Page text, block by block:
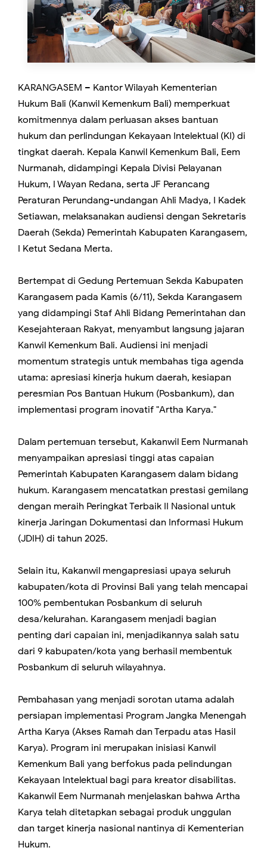
KARANGASEM – Kantor Wilayah Kementerian
Hukum Bali (Kanwil Kemenkum Bali) memperkuat
komitmennya dalam perluasan akses bantuan
hukum dan perlindungan Kekayaan Intelektual (KI) di
tingkat daerah. Kepala Kanwil Kemenkum Bali, Eem
Nurmanah, didampingi Kepala Divisi Pelayanan
Hukum, I Wayan Redana, serta JF Perancang
Peraturan Perundang-undangan Ahli Madya, I Kadek
Setiawan, melaksanakan audiensi dengan Sekretaris
Daerah (Sekda) Pemerintah Kabupaten Karangasem,
I Ketut Sedana Merta.
Bertempat di Gedung Pertemuan Sekda Kabupaten
Karangasem pada Kamis (6/11), Sekda Karangasem
yang didampingi Staf Ahli Bidang Pemerintahan dan
Kesejahteraan Rakyat, menyambut langsung jajaran
Kanwil Kemenkum Bali. Audiensi ini menjadi
momentum strategis untuk membahas tiga agenda
utama: apresiasi kinerja hukum daerah, kesiapan
peresmian Pos Bantuan Hukum (Posbankum), dan
implementasi program inovatif "Artha Karya."
Dalam pertemuan tersebut, Kakanwil Eem Nurmanah
menyampaikan apresiasi tinggi atas capaian
Pemerintah Kabupaten Karangasem dalam bidang
hukum. Karangasem mencatatkan prestasi gemilang
dengan meraih Peringkat Terbaik II Nasional untuk
kinerja Jaringan Dokumentasi dan Informasi Hukum
(JDIH) di tahun 2025.
Selain itu, Kakanwil mengapresiasi upaya seluruh
kabupaten/kota di Provinsi Bali yang telah mencapai
100% pembentukan Posbankum di seluruh
desa/kelurahan. Karangasem menjadi bagian
penting dari capaian ini, menjadikannya salah satu
dari 9 kabupaten/kota yang berhasil membentuk
Posbankum di seluruh wilayahnya.
Pembahasan yang menjadi sorotan utama adalah
persiapan implementasi Program Jangka Menengah
Artha Karya (Akses Ramah dan Terpadu atas Hasil
Karya). Program ini merupakan inisiasi Kanwil
Kemenkum Bali yang berfokus pada pelindungan
Kekayaan Intelektual bagi para kreator disabilitas.
Kakanwil Eem Nurmanah menjelaskan bahwa Artha
Karya telah ditetapkan sebagai produk unggulan
dan target kinerja nasional nantinya di Kementerian
Hukum.